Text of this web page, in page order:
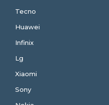
Tecno
Huawei
Infinix
Lg
Xiaomi
Sony